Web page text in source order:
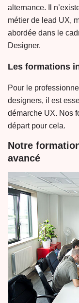
alternance. Il
métier de lead UX,
abordée dans le
Designer.
Les formations
Pour le
designers, il est
démarche UX. Nos
départ pour cela.
Notre
avancé